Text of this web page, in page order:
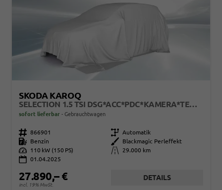
SKODA KAROQ
SELECTION 1.5 TSI DSG*ACC*PDC*KAMERA*TEMPOMAT*LED*SMARTLINK*KLIMA*RADIO*17-ZOLL
sofort lieferbar Gebrauchtwagen
Fahrzeugnr. 866901 Getriebe Automatik
Kraftstoff
Benzin Außenfarbe
Blackmagic Perleffekt
Leistung
110 kW (150 PS) Kilometerstand
29.000 km
01.04.2025
27.890,– €
incl. 19% MwSt.
DETAILS